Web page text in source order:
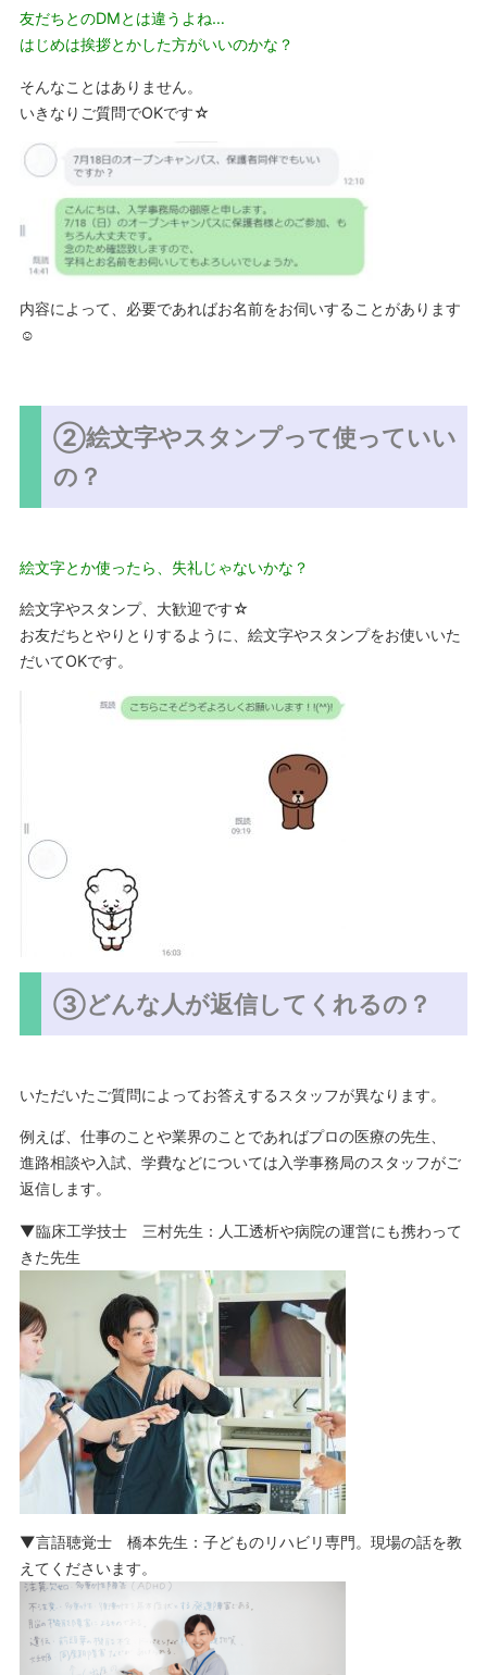
友だちとのDMとは違うよね…
はじめは挨拶とかした方がいいのかな？
そんなことはありません。
いきなりご質問でOKです☆
内容によって、必要であればお名前をお伺いすることがあります
☺
②絵文字やスタンプって使っていい
の？
絵文字とか使ったら、失礼じゃないかな？
絵文字やスタンプ、大歓迎です☆
お友だちとやりとりするように、絵文字やスタンプをお使いいた
だいてOKです。
③どんな人が返信してくれるの？
いただいたご質問によってお答えするスタッフが異なります。
例えば、仕事のことや業界のことであればプロの医療の先生、
進路相談や入試、学費などについては入学事務局のスタッフがご
返信します。
▼臨床工学技士 三村先生：人工透析や病院の運営にも携わって
きた先生
▼言語聴覚士 橋本先生：子どものリハビリ専門。現場の話を教
えてくださいます。